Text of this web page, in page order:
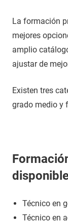
La formación
mejores
amplio
ajustar de
Existen tres
grado medio y
Técnico en
Técnico en